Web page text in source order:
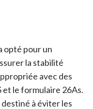
opté pour un
la stabilité
avec des
et le formulaire 26As.
à éviter les